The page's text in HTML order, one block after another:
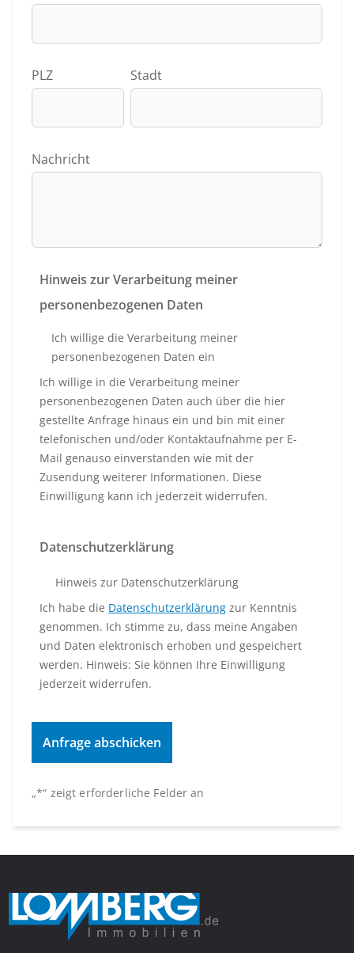
„*“ zeigt erforderliche Felder an
PLZ Stadt
Nachricht
Hinweis zur Verarbeitung meiner
personenbezogenen Daten
Ich willige die Verarbeitung meiner
personenbezogenen Daten ein
Ich willige in die Verarbeitung meiner
personenbezogenen Daten auch über die hier
gestellte Anfrage hinaus ein und bin mit einer
telefonischen und/oder Kontaktaufnahme per E-
Mail genauso einverstanden wie mit der
Zusendung weiterer Informationen. Diese
Einwilligung kann ich jederzeit widerrufen.
Datenschutzerklärung
Hinweis zur Datenschutzerklärung
Ich habe die Datenschutzerklärung zur Kenntnis
genommen. Ich stimme zu, dass meine Angaben
und Daten elektronisch erhoben und gespeichert
werden. Hinweis: Sie können Ihre Einwilligung
jederzeit widerrufen.